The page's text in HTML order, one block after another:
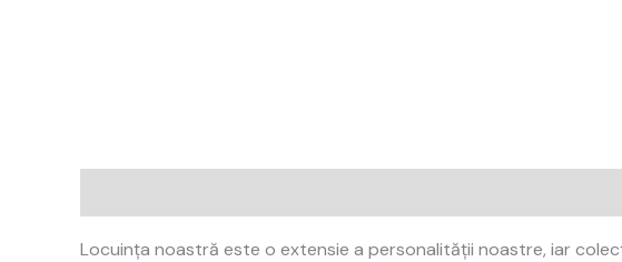
Locuința noastră este o extensie a personalității noastre, iar